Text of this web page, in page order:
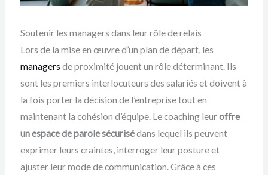
Soutenir les managers dans leur rôle de relais
Lors de la mise en œuvre d’un plan de départ, les
managers de proximité jouent un rôle déterminant. Ils
sont les premiers interlocuteurs des salariés et doivent à
la fois porter la décision de l’entreprise tout en
maintenant la cohésion d’équipe. Le coaching leuroffre
un espace de parole sécurisédans lequel ils peuvent
exprimer leurs craintes, interroger leur posture et
ajuster leur mode de communication. Grâce à ces